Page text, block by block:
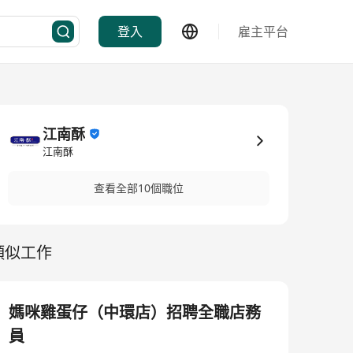
登入 雇主平台
江南酥
江南酥
查看全部10個職位
似工作
媽咪雞蛋仔（中環店）招聘全職店務
員